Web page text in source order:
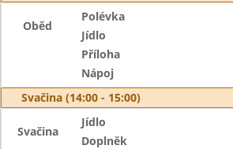
Oběd
Polévka
Jídlo
Příloha
Nápoj
Svačina (14:00 - 15:00)
Svačina
Jídlo
Doplněk